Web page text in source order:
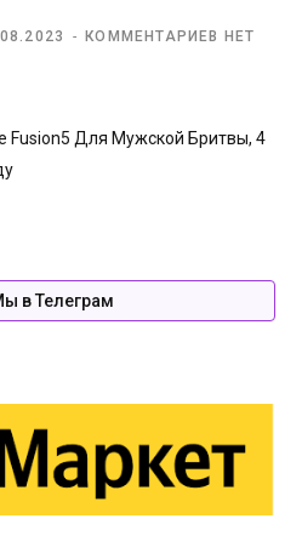
КОММЕНТАРИЕВ НЕТ
в Телеграм